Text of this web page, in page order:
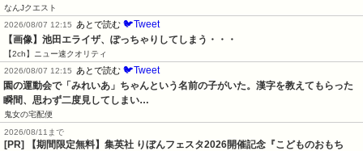
なんJクエスト
2026/08/07 12:15
あとで読む 🐦Tweet
【画像】池田エライザ、ぽっちゃりしてしまう・・・
【2ch】ニュー速クオリティ
2026/08/07 12:15
あとで読む 🐦Tweet
園の運動会で「みれいあ」ちゃんという名前の子がいた。漢字を教えてもらった
瞬間、思わず二度見してしまい…
鬼女の宅配便
2026/08/11まで
[PR] 【期間限定無料】集英社 りぼんフェスタ2026開催記念『こどものおもち